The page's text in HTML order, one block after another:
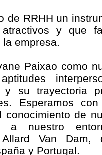
de RRHH un
y que
empresa.
Paixao como
y su trayectoria
Esperamos
conocimiento de
nuestro
Allard Van Dam,
y Portugal.